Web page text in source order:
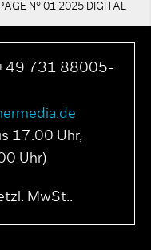
PAGE N° 01 2025 DIGITAL
731 88005-
17.00 Uhr,
Uhr)
MwSt..